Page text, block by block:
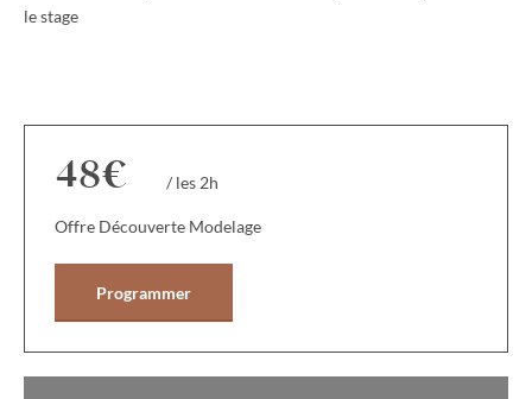
le stage
48€ / les 2h
Offre Découverte Modelage
Programmer